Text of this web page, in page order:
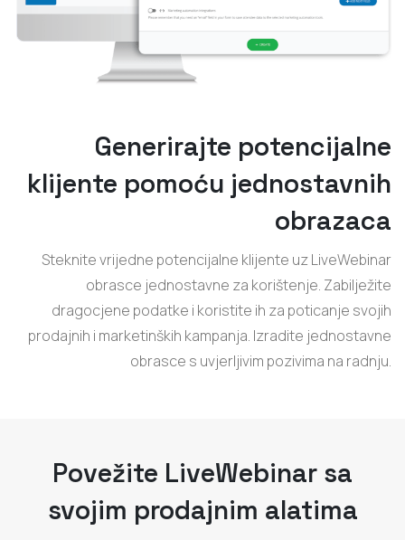
Generirajte potencijalne
klijente pomoću jednostavnih
obrazaca
Steknite vrijedne potencijalne klijente uz LiveWebinar
obrasce jednostavne za korištenje. Zabilježite
dragocjene podatke i koristite ih za poticanje svojih
prodajnih i marketinških kampanja. Izradite jednostavne
obrasce s uvjerljivim pozivima na radnju.
Povežite LiveWebinar sa
svojim prodajnim alatima